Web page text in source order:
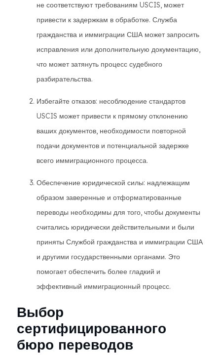
не соответствуют требованиям USCIS, может
привести к задержкам в обработке. Служба
гражданства и иммиграции США может запросить
исправления или дополнительную документацию,
что может затянуть процесс судебного
разбирательства.
Избегайте отказов: несоблюдение стандартов
USCIS может привести к прямому отклонению
ваших документов, необходимости повторной
подачи документов и потенциальной задержке
всего иммиграционного процесса.
Обеспечение юридической силы: надлежащим
образом заверенные и отформатированные
переводы необходимы для того, чтобы документы
считались юридически действительными и были
приняты Службой гражданства и иммиграции США
и другими государственными органами. Это
помогает обеспечить более гладкий и
эффективный иммиграционный процесс.
Выбор
сертифицированного
бюро переводов